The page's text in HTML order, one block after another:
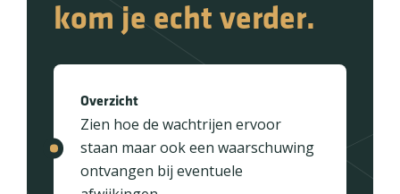
kom je echt verder.
Overzicht
Zien hoe de wachtrijen ervoor
staan maar ook een waarschuwing
ontvangen bij eventuele